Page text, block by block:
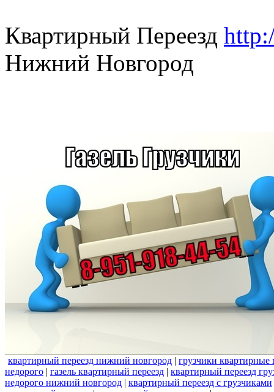
Квартирный Переезд
Нижний Новгород
квартирный переезд нижний новгород | грузчики квартирные
недорого | газель квартирный переезд | квартирный переезд
недорого нижний новгород | квартирный переезд с грузчиками